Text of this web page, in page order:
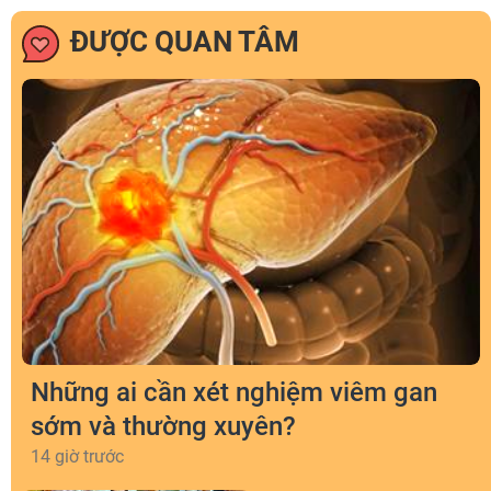
ĐƯỢC QUAN TÂM
Những ai cần xét nghiệm viêm gan
sớm và thường xuyên?
14 giờ trước